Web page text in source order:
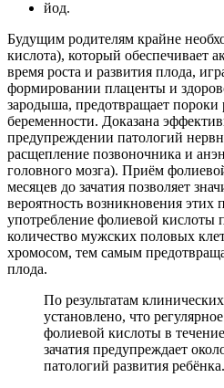
йод.
Будущим родителям крайне
кислота), который обеспечивает
время роста и развития плода,
формировании плаценты и
зародыша, предотвращает пороки
беременности. Доказана
предупреждении патологий
расщепление позвоночника и
головного мозга). Приём
месяцев до зачатия позволяет
вероятность возникновения
употребление фолиевой кислоты
количество мужских половых
хромосом, тем самым
плода.
По результатам
установлено, что
фолиевой кислоты в
зачатия предупреждает
патологий развития ребёнка.